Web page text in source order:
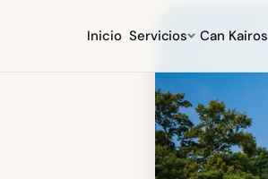
Inicio Servicios Can Kairos